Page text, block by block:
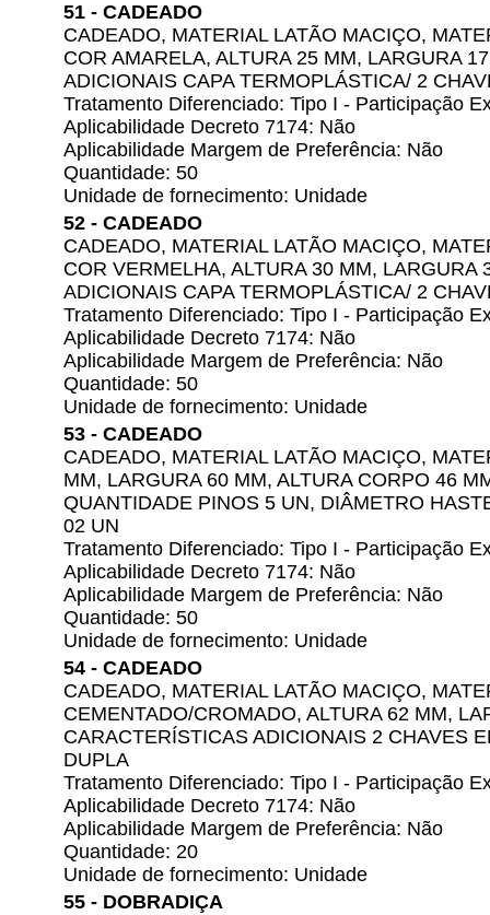
51 - CADEADO
CADEADO, MATERIAL LATÃO MACIÇO,
COR AMARELA, ALTURA 25 MM, LARGURA
ADICIONAIS CAPA TERMOPLÁSTICA/ 2
Tratamento Diferenciado: Tipo I - Participação
Aplicabilidade Decreto 7174: Não
Aplicabilidade Margem de Preferência: Não
Quantidade: 50
Unidade de fornecimento: Unidade
52 - CADEADO
CADEADO, MATERIAL LATÃO MACIÇO,
COR VERMELHA, ALTURA 30 MM, LARGURA
ADICIONAIS CAPA TERMOPLÁSTICA/ 2
Tratamento Diferenciado: Tipo I - Participação
Aplicabilidade Decreto 7174: Não
Aplicabilidade Margem de Preferência: Não
Quantidade: 50
Unidade de fornecimento: Unidade
53 - CADEADO
CADEADO, MATERIAL LATÃO MACIÇO,
MM, LARGURA 60 MM, ALTURA CORPO 46
QUANTIDADE PINOS 5 UN, DIÂMETRO
02 UN
Tratamento Diferenciado: Tipo I - Participação
Aplicabilidade Decreto 7174: Não
Aplicabilidade Margem de Preferência: Não
Quantidade: 50
Unidade de fornecimento: Unidade
54 - CADEADO
CADEADO, MATERIAL LATÃO MACIÇO,
CEMENTADO/CROMADO, ALTURA 62 MM,
CARACTERÍSTICAS ADICIONAIS 2 CHAVES
DUPLA
Tratamento Diferenciado: Tipo I - Participação
Aplicabilidade Decreto 7174: Não
Aplicabilidade Margem de Preferência: Não
Quantidade: 20
Unidade de fornecimento: Unidade
55 - DOBRADIÇA